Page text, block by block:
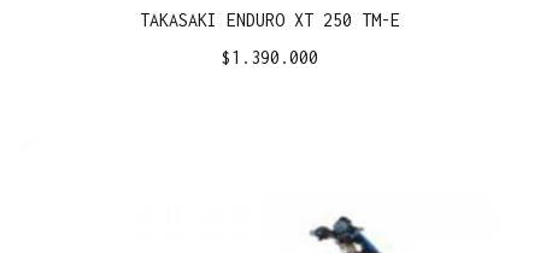
TAKASAKI ENDURO XT 250 TM-E
$1.390.000